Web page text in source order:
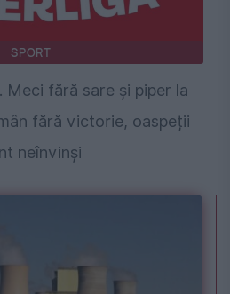
SPORT
Meci fără sare și piper la
fără victorie, oaspeții
neînvinși